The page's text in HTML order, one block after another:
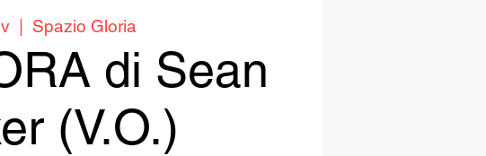
Spazio Gloria
di Sean
(V.O.)